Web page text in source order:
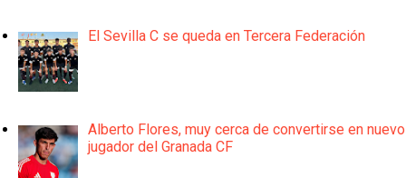
El Sevilla C se queda en Tercera Federación
Alberto Flores, muy cerca de convertirse en nuevo
jugador del Granada CF